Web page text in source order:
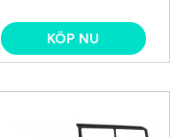
KÖP NU